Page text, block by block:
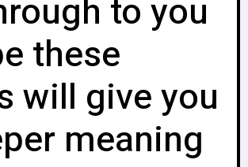
to you
these
will give you
meaning